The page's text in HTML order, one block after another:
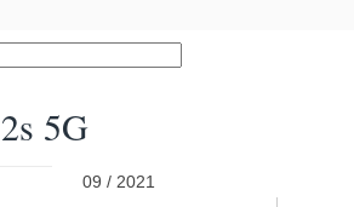
5G
09 / 2021